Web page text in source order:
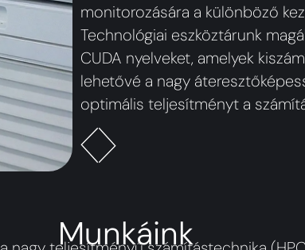
monitorozására a különböző
Technológiai eszköztárunk
CUDA nyelveket, amelyek
lehetővé a nagy
optimális teljesítményt a
Munkáink